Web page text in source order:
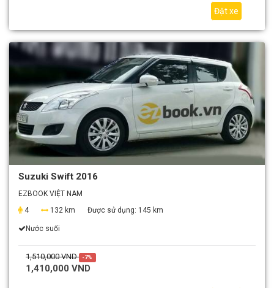
Đặt xe
Suzuki Swift 2016
EZBOOK VIỆT NAM
4
132 km Được sử dụng: 145 km
Nước suối
1,510,000 VND -7%
1,410,000 VND